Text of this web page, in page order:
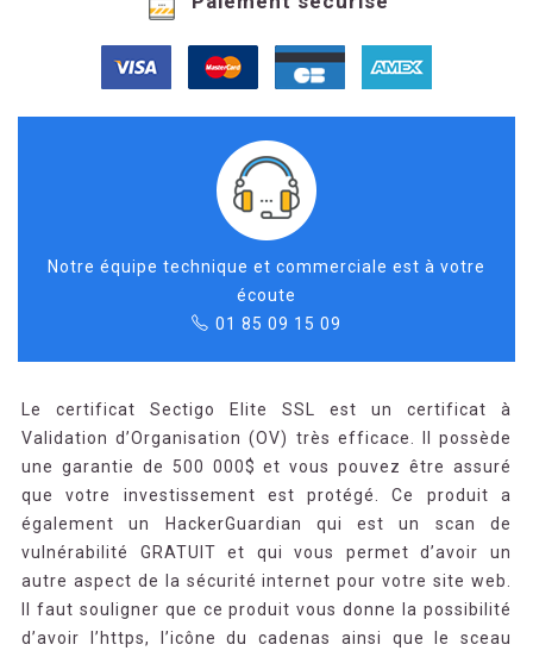
Notre équipe technique et commerciale est à votre
écoute
01 85 09 15 09
Le certificat Sectigo Elite SSL est un certificat à
Validation d’Organisation (OV) très efficace. Il possède
une garantie de 500 000$ et vous pouvez être assuré
que votre investissement est protégé. Ce produit a
également un HackerGuardian qui est un scan de
vulnérabilité GRATUIT et qui vous permet d’avoir un
autre aspect de la sécurité internet pour votre site web.
Il faut souligner que ce produit vous donne la possibilité
d’avoir l’https, l’icône du cadenas ainsi que le sceau